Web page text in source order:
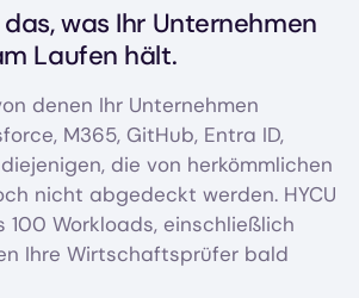
was Ihr Unternehmen
Laufen hält.
denen Ihr Unternehmen
M365, GitHub, Entra ID,
die von herkömmlichen
nicht abgedeckt werden. HYCU
100 Workloads, einschließlich
Ihre Wirtschaftsprüfer bald